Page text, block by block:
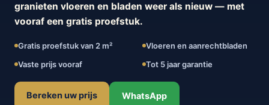
granieten vloeren en bladen weer als nieuw — met
vooraf een gratis proefstuk.
Gratis proefstuk van 2 m²
Vloeren en aanrechtbladen
Vaste prijs vooraf
Tot 5 jaar garantie
Bereken uw prijs WhatsApp